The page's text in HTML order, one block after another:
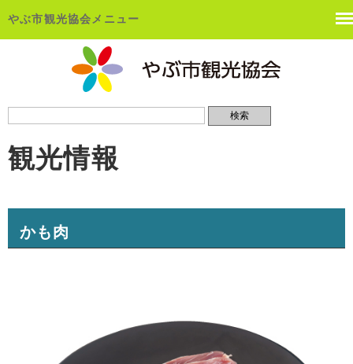
やぶ市観光協会メニュー
観光情報
かも肉